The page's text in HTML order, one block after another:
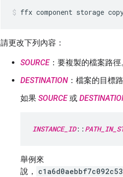
ffx component storage
請更改下列內容：
SOURCE：要複製的檔案路徑
DESTINATION ：檔案的目標
如果 SOURCE或
INSTANCE_ID::
舉例來
說，